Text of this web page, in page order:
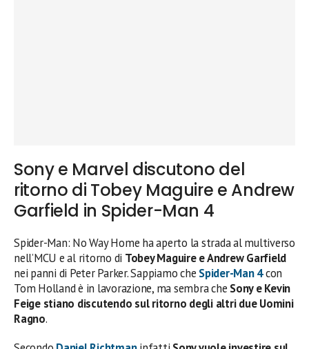
Sony e Marvel discutono del
ritorno di Tobey Maguire e Andrew
Garfield in Spider-Man 4
Spider-Man: No Way Home ha aperto la strada al multiverso
nell’MCU e al ritorno di Tobey Maguire e Andrew Garfield
nei panni di Peter Parker. Sappiamo che Spider-Man 4con
Tom Holland è in lavorazione, ma sembra che Sony e Kevin
Feige stiano discutendo sul ritorno degli altri due Uomini
Ragno.